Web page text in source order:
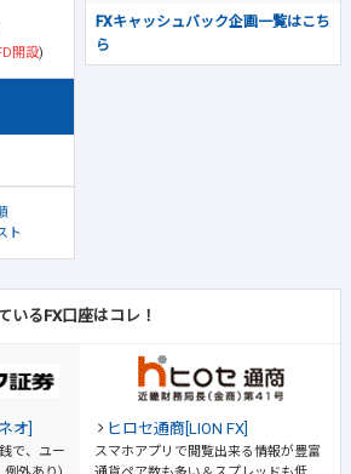
開設)
ト
FXキャッシュバック企画一覧はこち
ら
いるFX口座はコレ！
オ]
で、ユー
ヒロセ通商[LION FX]
スマホアプリで閲覧出来る情報が豊富